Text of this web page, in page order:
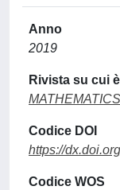
Anno
2019
Rivista su cui
Codice DOI
https://
Codice WOS